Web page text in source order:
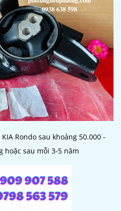
Rondo sau khoảng 50.000 -
hoặc sau mỗi 3-5 năm